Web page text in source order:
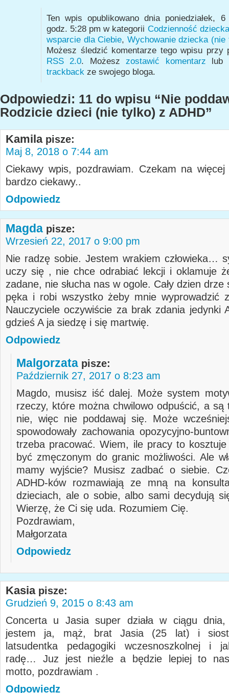
Ten wpis opublikowano dnia poniedziałek,
godz. 5:28 pm w kategorii Codzienność
wsparcie dla Ciebie, Wychowanie dziecka
Możesz śledzić komentarze tego wpisu przy
RSS 2.0. Możeszzostawić komentarz lub
trackback ze swojego bloga.
Odpowiedzi: 11 do wpisu “Nie
Rodzicie dzieci (nie tylko) z ADHD”
Kamila pisze:
Maj 8, 2018 o 7:44 am
Ciekawy wpis, pozdrawiam. Czekam na
bardzo ciekawy..
Odpowiedz
Magda pisze:
Wrzesień 22, 2017 o 9:00 pm
Nie radzę sobie. Jestem wrakiem człowieka…
uczy się , nie chce odrabiać lekcji i oklamuje
zadane, nie słucha nas w ogole. Cały dzien drze
pęka i robi wszystko żeby mnie wyprowadzić
Nauczyciele oczywiście za brak zdania jedynki
gdzieś A ja siedzę i się martwię.
Odpowiedz
Malgorzata pisze:
Październik 27, 2017 o 8:23 am
Magdo, musisz iść dalej. Może system
rzeczy, które można chwilowo odpuścić, a są
nie, więc nie poddawaj się. Może
spowodowały zachowania opozycyjno-
trzeba pracować. Wiem, ile pracy to
być zmęczonym do granic możliwości. Ale
mamy wyjście? Musisz zadbać o siebie.
ADHD-ków rozmawiają ze mną na
dzieciach, ale o sobie, albo sami decydują
Wierzę, że Ci się uda. Rozumiem Cię.
Pozdrawiam,
Małgorzata
Odpowiedz
Kasia pisze:
Grudzień 9, 2015 o 8:43 am
Concerta u Jasia super działa w ciągu
jestem ja, mąż, brat Jasia (25 lat) i
latsudentka pedagogiki wczesnoszkolnej i
radę… Juz jest nieźle a będzie lepiej to
motto, pozdrawiam .
Odpowiedz